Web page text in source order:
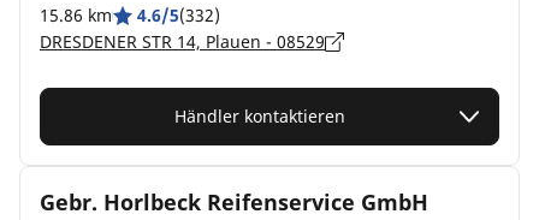
15.86 km 4.6/5(332)
DRESDENER STR 14, Plauen - 08529
Händler kontaktieren
Gebr. Horlbeck Reifenservice GmbH